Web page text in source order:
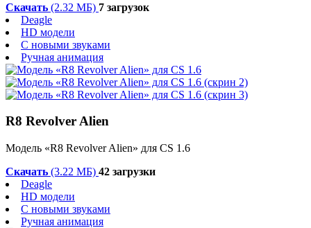
Скачать (2.32 МБ) 7 загрузок
Deagle
HD модели
С новыми звуками
Ручная анимация
R8 Revolver Alien
Модель «R8 Revolver Alien» для CS 1.6
Скачать (3.22 МБ) 42 загрузки
Deagle
HD модели
С новыми звуками
Ручная анимация